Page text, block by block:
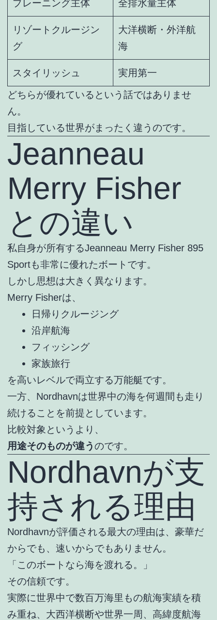
プレーニング主体 全排水量主体
リゾートクルージン
グ
大洋横断・外洋航
海
スタイリッシュ 実用第一
どちらが優れているという話ではありませ
ん。
目指している世界がまったく違うのです。
Jeanneau
Merry Fisher
との違い
私自身が所有するJeanneau Merry Fisher 895
Sportも非常に優れたボートです。
しかし思想は大きく異なります。
Merry Fisherは、
日帰りクルージング
沿岸航海
フィッシング
家族旅行
を高いレベルで両立する万能艇です。
一方、Nordhavnは世界中の海を何週間も走り
続けることを前提としています。
比較対象というより、
用途そのものが違うのです。
Nordhavnが支
持される理由
Nordhavnが評価される最大の理由は、豪華だ
からでも、速いからでもありません。
「このボートなら海を渡れる。」
その信頼です。
実際に世界中で数百万海里もの航海実績を積
み重ね、大西洋横断や世界一周、高緯度航海